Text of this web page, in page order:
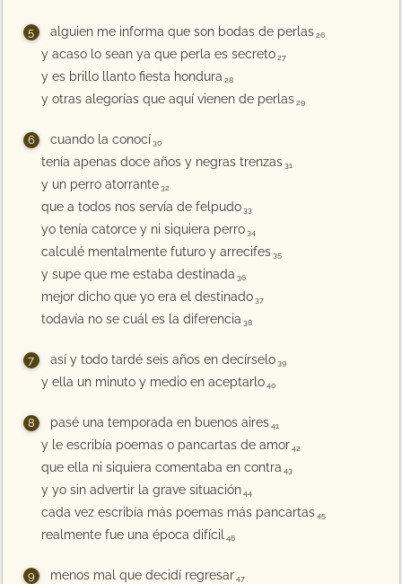
alguien me informa que son bodas de perlas 26
y acaso lo sean ya que perla es secreto 27
y es brillo llanto fiesta hondura 28
y otras alegorías que aquí vienen de perlas 29
cuando la conocí 30
tenía apenas doce años y negras trenzas 31
y un perro atorrante 32
que a todos nos servía de felpudo 33
yo tenía catorce y ni siquiera perro 34
calculé mentalmente futuro y arrecifes 35
y supe que me estaba destinada 36
mejor dicho que yo era el destinado 37
todavía no se cuál es la diferencia 38
así y todo tardé seis años en decírselo 39
y ella un minuto y medio en aceptarlo 40
pasé una temporada en buenos aires 41
y le escribía poemas o pancartas de amor 42
que ella ni siquiera comentaba en contra 43
y yo sin advertir la grave situación 44
cada vez escribía más poemas más pancartas 45
realmente fue una época difícil 46
menos mal que decidí regresar 47